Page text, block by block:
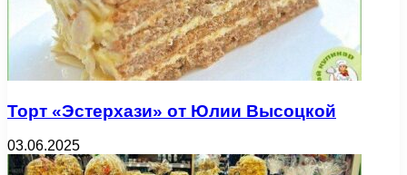
Торт «Эстерхази» от Юлии Высоцкой
03.06.2025